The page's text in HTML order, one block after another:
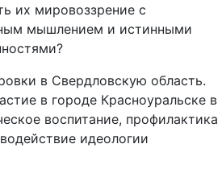
их мировоззрение с
мышлением и истинными
в Свердловскую область.
в городе Красноуральске в
воспитание, профилактика
идеологии